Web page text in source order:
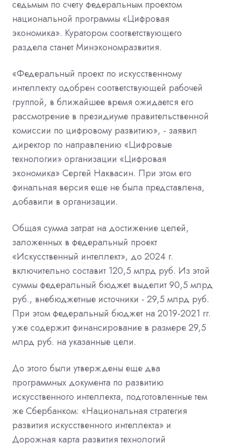
седьмым по счету федеральным проектом
национальной программы «Цифровая
экономика». Куратором соответствующего
раздела станет Минэкономразвития.
«Федеральный проект по искусственному
интеллекту одобрен соответствующей рабочей
группой, в ближайшее время ожидается его
рассмотрение в президиуме правительственной
комиссии по цифровому развитию», - заявил
директор по направлению «Цифровые
технологии» организации «Цифровая
экономика» Сергей Наквасин. При этом его
финальная версия еще не была представлена,
добавили в организации.
Общая сумма затрат на достижение целей,
заложенных в федеральный проект
«Искусственный интеллект», до 2024 г.
включительно составит 120,5 млрд руб. Из этой
суммы федеральный бюджет выделит 90,5 млрд
руб., внебюджетные источники - 29,5 млрд руб.
При этом федеральный бюджет на 2019-2021 гг.
уже содержит финансирование в размере 29,5
млрд руб. на указанные цели.
До этого были утверждены еще два
программных документа по развитию
искусственного интеллекта, подготовленные тем
же Сбербанком: «Национальная стратегия
развития искусственного интеллекта» и
Дорожная карта развития технологий